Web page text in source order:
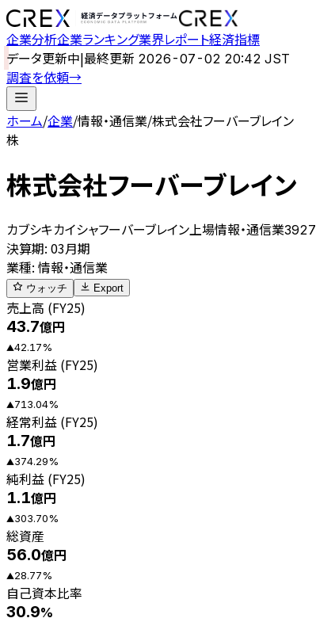
企業分析企業ランキング業界レポート経済指標
データ更新中|最終更新 2026-07-02 20:42 JST
調査を依頼→
ホーム/企業/情報・通信業/株式会社フーバーブレイン
株
株式会社フーバーブレイン
カブシキカイシャフーバーブレイン 上場情報・通信業3927
決算期: 03月期
業種: 情報・通信業
ウォッチ Export
売上高 (FY25)
43.7億円
▲42.17%
営業利益 (FY25)
1.9億円
▲713.04%
経常利益 (FY25)
1.7億円
▲374.29%
純利益 (FY25)
1.1億円
▲303.70%
総資産
56.0億円
▲28.77%
自己資本比率
30.9%